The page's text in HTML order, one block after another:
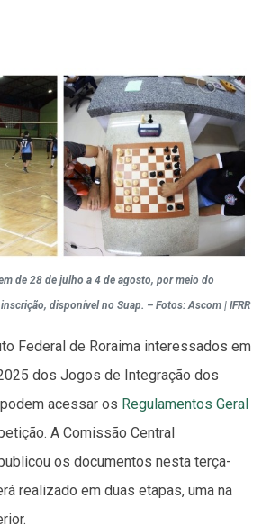
de 28 de julho a 4 de agosto, por meio do
disponível no Suap. – Fotos: Ascom | IFRR
Federal de Roraima interessados em
dos Jogos de Integração dos
acessar os Regulamentos Geral
A Comissão Central
os documentos nesta terça-
realizado em duas etapas, uma na